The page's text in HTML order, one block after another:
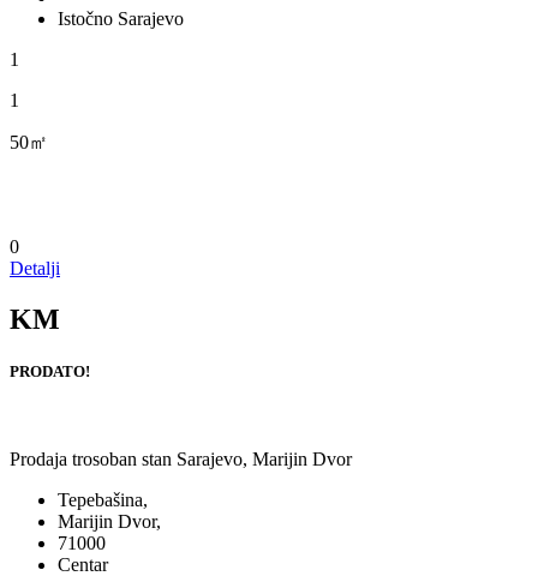
Istočno Sarajevo
1
1
50㎡
0
Detalji
KM
PRODATO!
Prodaja trosoban stan Sarajevo, Marijin Dvor
Tepebašina,
Marijin Dvor,
71000
Centar